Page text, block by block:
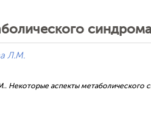
Л.М.
Некоторые аспекты метаболического